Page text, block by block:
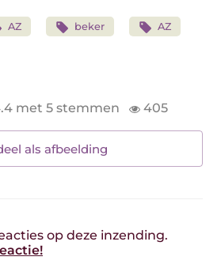
AZ beker AZ
met 5 stemmen 405
als afbeelding
op deze inzending.